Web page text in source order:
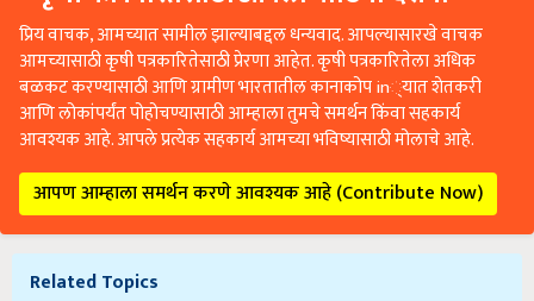
प्रिय वाचक, आमच्यात सामील झाल्याबद्दल धन्यवाद. आपल्यासारखे वाचक
आमच्यासाठी कृषी पत्रकारितेसाठी प्रेरणा आहेत. कृषी पत्रकारितेला अधिक
बळकट करण्यासाठी आणि ग्रामीण भारतातील कानाकोप in्यात शेतकरी
आणि लोकांपर्यंत पोहोचण्यासाठी आम्हाला तुमचे समर्थन किंवा सहकार्य
आवश्यक आहे. आपले प्रत्येक सहकार्य आमच्या भविष्यासाठी मोलाचे आहे.
आपण आम्हाला समर्थन करणे आवश्यक आहे (Contribute Now)
Related Topics